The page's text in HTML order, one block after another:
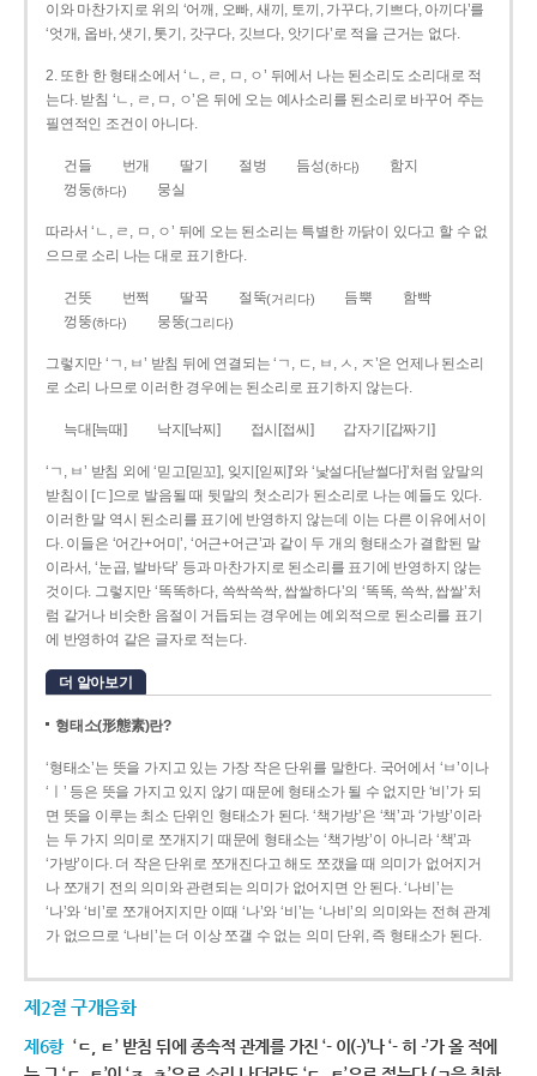
이와 마찬가지로 위의 ‘어깨, 오빠, 새끼, 토끼, 가꾸다, 기쁘다, 아끼다’를
‘엇개, 옵바, 샛기, 톳기, 갓구다, 깃브다, 앗기다’로 적을 근거는 없다.
2. 또한 한 형태소에서 ‘ㄴ, ㄹ, ㅁ, ㅇ’ 뒤에서 나는 된소리도 소리대로 적
는다. 받침 ‘ㄴ, ㄹ, ㅁ, ㅇ’은 뒤에 오는 예사소리를 된소리로 바꾸어 주는
필연적인 조건이 아니다.
건들 번개 딸기 절벙 듬성(하다)
함지
껑둥(하다) 뭉실
따라서 ‘ㄴ, ㄹ, ㅁ, ㅇ’ 뒤에 오는 된소리는 특별한 까닭이 있다고 할 수 없
으므로 소리 나는 대로 표기한다.
건뜻 번쩍 딸꾹 절뚝(거리다) 듬뿍
함빡
껑뚱(하다) 뭉뚱(그리다)
그렇지만 ‘ㄱ, ㅂ’ 받침 뒤에 연결되는 ‘ㄱ, ㄷ, ㅂ, ㅅ, ㅈ’은 언제나 된소리
로 소리 나므로 이러한 경우에는 된소리로 표기하지 않는다.
늑대[늑때] 낙지[낙찌] 접시[접씨] 갑자기[갑짜기]
‘ㄱ, ㅂ’ 받침 외에 ‘믿고[믿꼬], 잊지[읻찌]’와 ‘낯설다[낟썰다]’처럼 앞말의
받침이 [ㄷ]으로 발음될 때 뒷말의 첫소리가 된소리로 나는 예들도 있다.
이러한 말 역시 된소리를 표기에 반영하지 않는데 이는 다른 이유에서이
다. 이들은 ‘어간+어미’, ‘어근+어근’과 같이 두 개의 형태소가 결합된 말
이라서, ‘눈곱, 발바닥’ 등과 마찬가지로 된소리를 표기에 반영하지 않는
것이다. 그렇지만 ‘똑똑하다, 쓱싹쓱싹, 쌉쌀하다’의 ‘똑똑, 쓱싹, 쌉쌀’처
럼 같거나 비슷한 음절이 거듭되는 경우에는 예외적으로 된소리를 표기
에 반영하여 같은 글자로 적는다.
더 알아보기
형태소(形態素)란?
‘형태소’는 뜻을 가지고 있는 가장 작은 단위를 말한다. 국어에서 ‘ㅂ’이나
‘ㅣ’ 등은 뜻을 가지고 있지 않기 때문에 형태소가 될 수 없지만 ‘비’가 되
면 뜻을 이루는 최소 단위인 형태소가 된다. ‘책가방’은 ‘책’과 ‘가방’이라
는 두 가지 의미로 쪼개지기 때문에 형태소는 ‘책가방’이 아니라 ‘책’과
‘가방’이다. 더 작은 단위로 쪼개진다고 해도 쪼갰을 때 의미가 없어지거
나 쪼개기 전의 의미와 관련되는 의미가 없어지면 안 된다. ‘나비’는
‘나’와 ‘비’로 쪼개어지지만 이때 ‘나’와 ‘비’는 ‘나비’의 의미와는 전혀 관계
가 없으므로 ‘나비’는 더 이상 쪼갤 수 없는 의미 단위, 즉 형태소가 된다.
제2절 구개음화
제6항 ‘ㄷ, ㅌ’ 받침 뒤에 종속적 관계를 가진 ‘- 이(-)’나 ‘- 히 -’가 올 적에